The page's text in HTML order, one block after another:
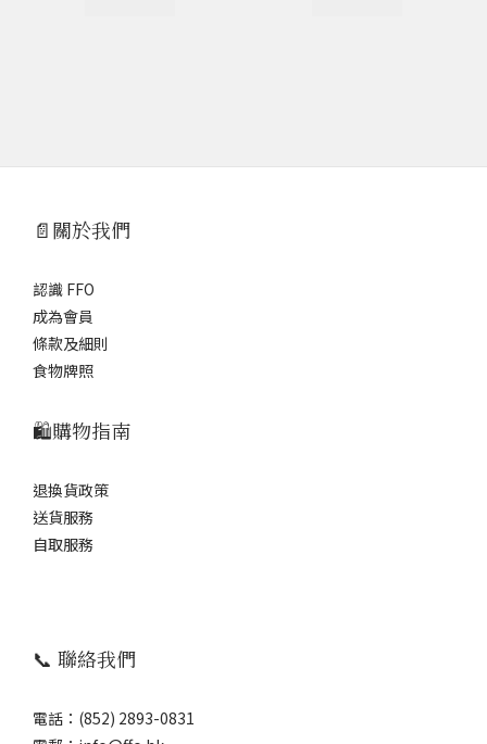
📄關於我們
認識 FFO
成為會員
條款及細則
食物牌照
🛍️購物指南
退換貨政策
送貨服務
自取服務
📞 聯絡我們
電話：(852) 2893-0831